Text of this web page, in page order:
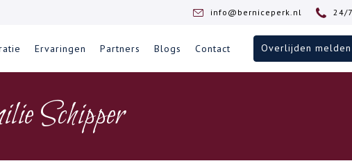
info@berniceperk.nl 24/
Ervaringen Partners Blogs Contact Overlijden
Schipper